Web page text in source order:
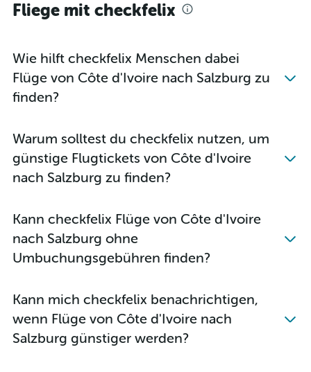
Flüge von Windhoek Hosea Kutako nach Wien
Flüge von Fès nach Wien
Flüge von Addis Abeba nach Wien
Flüge von Hurghada nach Graz
Flüge von Daressalam nach Wien
Flüge von Nador nach Wien
Flüge von Hurghada nach Salzburg
Flüge von Dakar nach Wien
Flüge von Victoria nach Wien
Fliege mit checkfelix
Wie hilft checkfelix Menschen dabei
Flüge von Côte d'Ivoire nach Salzburg zu
finden?
Warum solltest du checkfelix nutzen, um
günstige Flugtickets von Côte d'Ivoire
nach Salzburg zu finden?
Kann checkfelix Flüge von Côte d'Ivoire
nach Salzburg ohne
Umbuchungsgebühren finden?
Kann mich checkfelix benachrichtigen,
wenn Flüge von Côte d'Ivoire nach
Salzburg günstiger werden?